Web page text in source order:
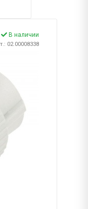
В наличии
02.00008338